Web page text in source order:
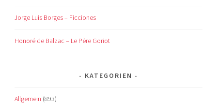
Jorge Luis Borges – Ficciones
Honoré de Balzac – Le Père Goriot
KATEGORIEN
Allgemein (893)